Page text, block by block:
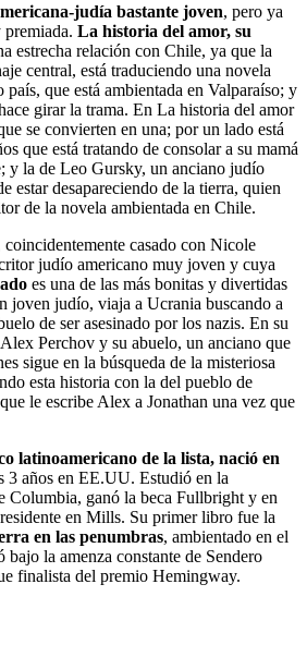
judía bastante joven, pero ya
La historia del amor, su
estrecha relación con Chile, ya que la
central, está traduciendo una novela
país, que está ambientada en Valparaíso; y
girar la trama. En La historia del amor
se convierten en una; por un lado está
que está tratando de consolar a su mamá
y la de Leo Gursky, un anciano judío
estar desapareciendo de la tierra, quien
de la novela ambientada en Chile.
coincidentemente casado con Nicole
judío americano muy joven y cuya
es una de las más bonitas y divertidas
joven judío, viaja a Ucrania buscando a
de ser asesinado por los nazis. En su
Perchov y su abuelo, un anciano que
sigue en la búsqueda de la misteriosa
esta historia con la del pueblo de
le escribe Alex a Jonathan una vez que
latinoamericano de la lista, nació en
3 años en EE.UU. Estudió en la
Columbia, ganó la beca Fullbright y en
en Mills. Su primer libro fue la
en las penumbras, ambientado en el
la amenza constante de Sendero
finalista del premio Hemingway.